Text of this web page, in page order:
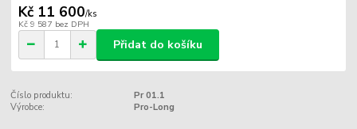
Kč 11 600/ks
Kč 9 587 bez DPH
Přidat do košíku
Číslo produktu:
Pr 01.1
Výrobce:
Pro-Long